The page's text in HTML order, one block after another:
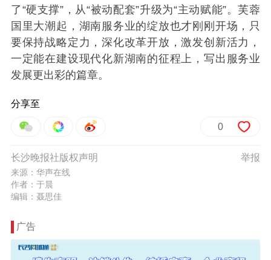
了“硬支撑”，从“被动配套”升级为“主动赋能”。芙蓉
国里大潮起，湖南服务业的绽放也才刚刚开场，只
要保持战略定力，深化改革开放，激发创新活力，
一定能在建设现代化新湖南的征程上，写出服务业
发展更出彩的篇章。
分享至
0
举报
长沙晚报社版权声明
来源：华声在线
作者：于晨
编辑：聂思佳
广告